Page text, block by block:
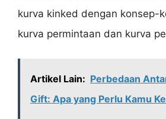
kurva kinked dengan konsep-
kurva permintaan dan kurva
Artikel Lain: Perbedaan
Gift: Apa yang Perlu Kamu